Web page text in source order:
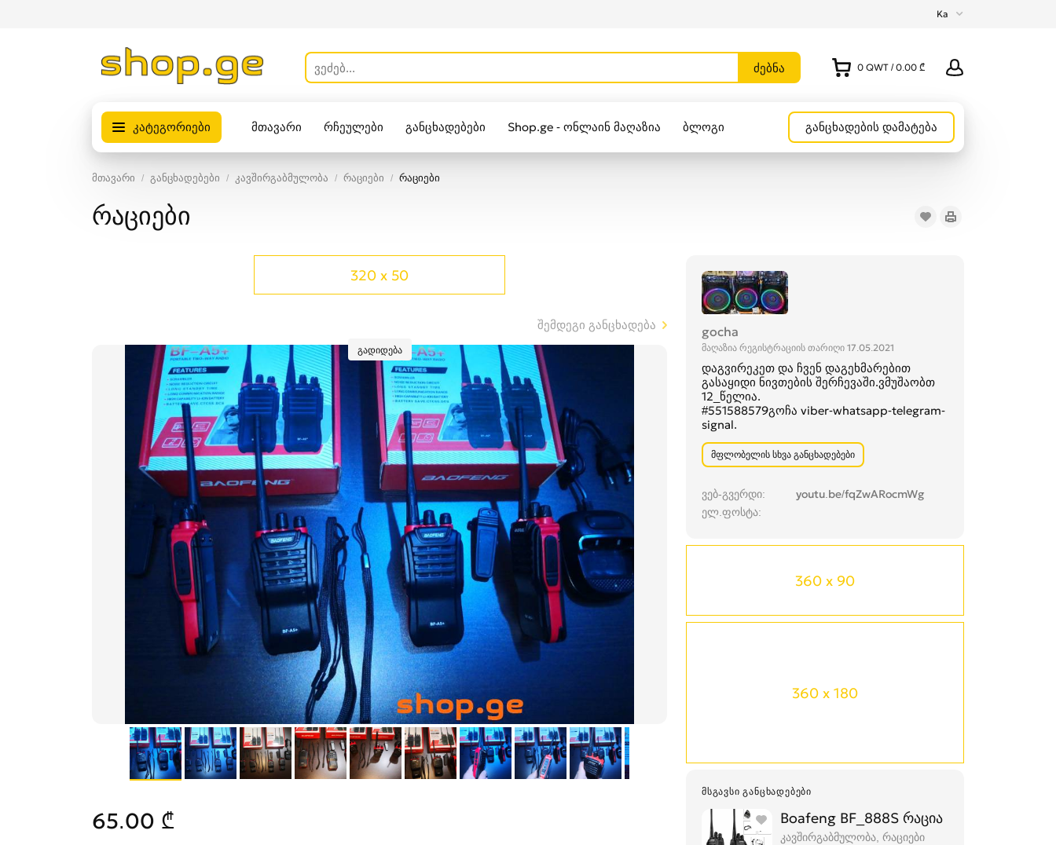
Ka
0 QWT / 0.00 ₾
კატეგორიები მთავარი რჩეულები განცხადებები Shop.ge - ონლაინ მაღაზია ბლოგი განცხადების დამატება
მთავარი განცხადებები კავშირგაბმულობა რაციები რაციები
რაციები
gocha
მაღაზია რეგისტრაციის თარიღი 17.05.2021
დაგვირეკეთ და ჩვენ დაგეხმარებით
გასაყიდი ნივთების შერჩევაში.ვმუშაობთ
12_წელია.
#551588579გოჩა viber-whatsapp-telegram-
signal.
მფლობელის სხვა განცხადებები
ვებ-გვერდი
youtu.be/fqZwARocmWg
ელ.ფოსტა
360 x 90
360 x 180
ᲛᲡᲒᲐᲕᲡᲘ ᲒᲐᲜᲪᲮᲐᲓᲔᲑᲔᲑᲘ
Boafeng BF_888S რაცია
კავშირგაბმულობა, რაციები
320 x 50
შემდეგი განცხადება
გადიდება
65.00 ₾